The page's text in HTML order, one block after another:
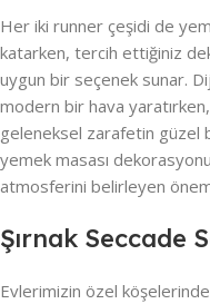
Her iki runner çeşidi de
katarken, tercih ettiğiniz
uygun bir seçenek sunar.
modern bir hava
geleneksel zarafetin güzel
yemek masası
atmosferini belirleyen
Şırnak Seccade
Evlerimizin özel